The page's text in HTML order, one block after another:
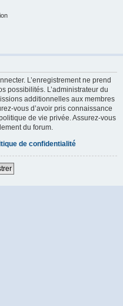
L’enregistrement ne prend
possibilités. L’administrateur du
additionnelles aux membres
vous d’avoir pris connaissance
de vie privée. Assurez-vous
du forum.
de confidentialité